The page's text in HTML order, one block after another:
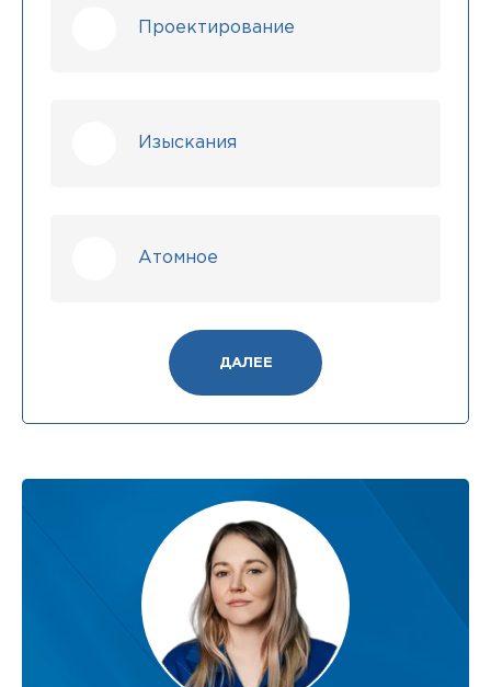
Проектирование
Изыскания
Атомное
ДАЛЕЕ